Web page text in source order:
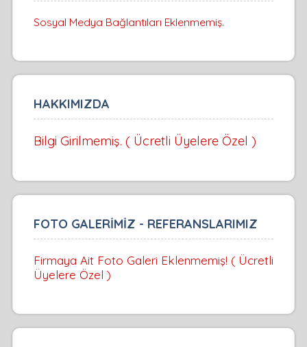
Sosyal Medya Bağlantıları Eklenmemiş.
HAKKIMIZDA
Bilgi Girilmemiş. ( Ücretli Üyelere Özel )
FOTO GALERİMİZ - REFERANSLARIMIZ
Firmaya Ait Foto Galeri Eklenmemiş! ( Ücretli
Üyelere Özel )